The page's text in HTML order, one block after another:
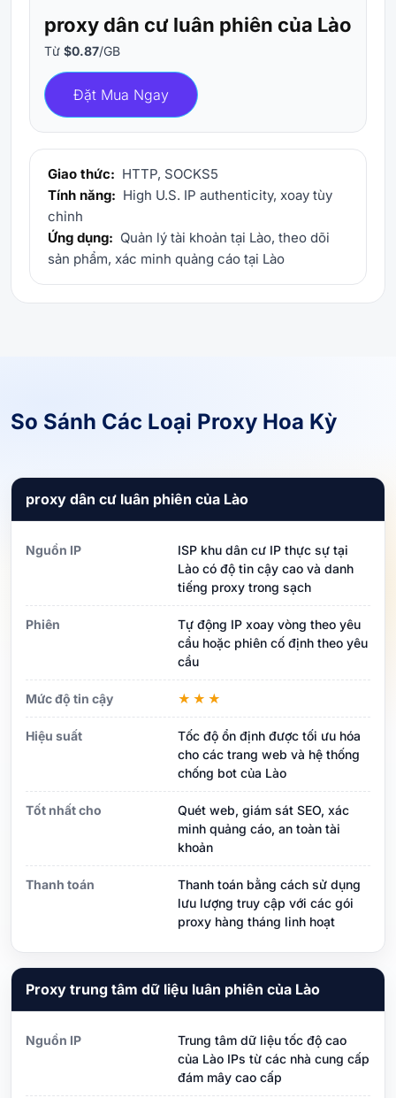
proxy dân cư luân phiên của Lào
Từ $0.87/GB
Đặt Mua Ngay
Giao thức: HTTP, SOCKS5
Tính năng: High U.S. IP authenticity, xoay tùy
chỉnh
Ứng dụng: Quản lý tài khoản tại Lào, theo dõi
sản phẩm, xác minh quảng cáo tại Lào
So Sánh Các Loại Proxy Hoa Kỳ
proxy dân cư luân phiên của Lào
Nguồn IP
ISP khu dân cư IP thực sự tại
Lào có độ tin cậy cao và danh
tiếng proxy trong sạch
Phiên
Tự động IP xoay vòng theo yêu
cầu hoặc phiên cố định theo yêu
cầu
Mức độ tin cậy ★★★
Hiệu suất
Tốc độ ổn định được tối ưu hóa
cho các trang web và hệ thống
chống bot của Lào
Tốt nhất cho
Quét web, giám sát SEO, xác
minh quảng cáo, an toàn tài
khoản
Thanh toán
Thanh toán bằng cách sử dụng
lưu lượng truy cập với các gói
proxy hàng tháng linh hoạt
Proxy trung tâm dữ liệu luân phiên của Lào
Nguồn IP
Trung tâm dữ liệu tốc độ cao
của Lào IPs từ các nhà cung cấp
đám mây cao cấp